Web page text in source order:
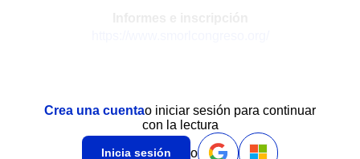
Crea una cuentao iniciar sesión para continuar
con la lectura
Inicia sesión o